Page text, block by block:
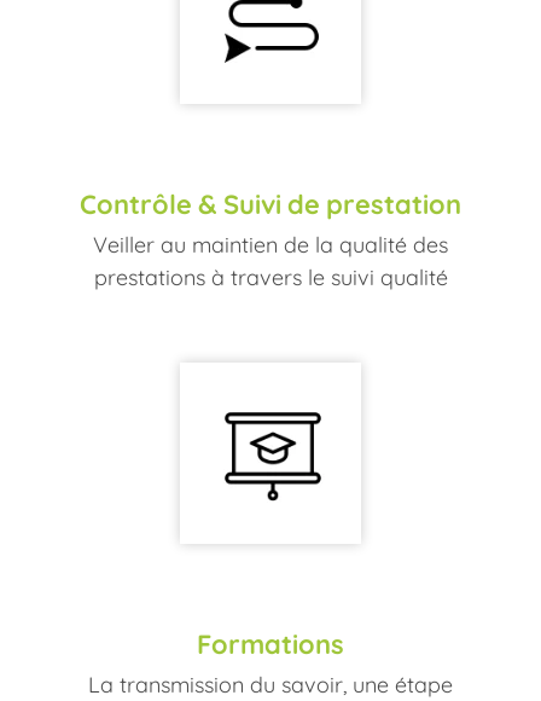
Contrôle & Suivi de prestation
Veiller au maintien de la qualité des
prestations à travers le suivi qualité
Formations
La transmission du savoir, une étape